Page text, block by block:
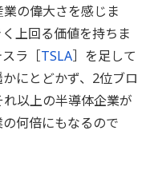
の偉大さを感じま
上回る価値を持ちま
ラ［TSLA］を足して
にとどかず、2位ブロ
以上の半導体企業が
何倍にもなるので